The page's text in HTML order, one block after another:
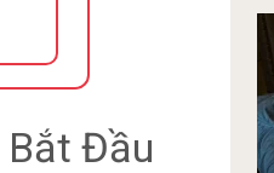
Bắt Đầu